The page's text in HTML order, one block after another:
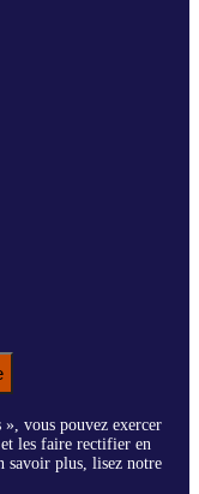
vous pouvez exercer
les faire rectifier en
savoir plus, lisez notre